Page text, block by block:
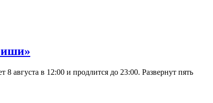
в 12:00 и продлится до 23:00. Развернут пять